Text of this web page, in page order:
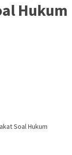
Hukum